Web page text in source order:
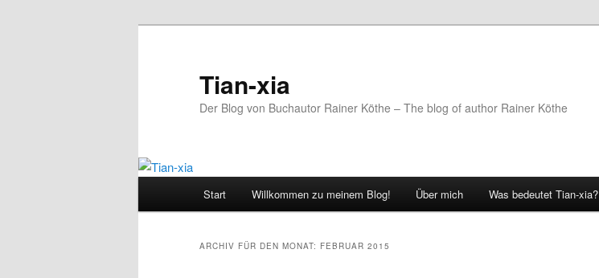
Tian-xia
Der Blog von Buchautor Rainer Köthe – The blog of author Rainer Köthe
Start Willkommen zu meinem Blog! Über mich Was bedeutet Tian-xia?
ARCHIV FÜR DEN MONAT: FEBRUAR 2015